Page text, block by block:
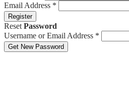
Email Address *
Register
ResetPassword
Username or Email Address *
Get New Password